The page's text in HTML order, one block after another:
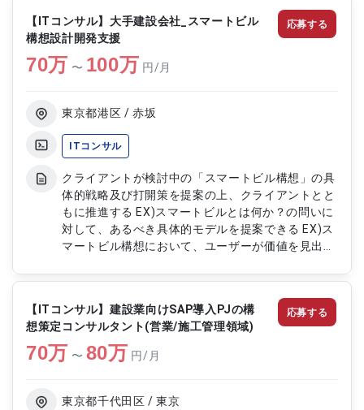
ンプットをすることを目的としています。 現状と
将来業務の業務フローを整理しながらモバイルデバ
イスの活用イメージを可視化し、 デバイスの活用
対象業務と現行業務の把握、詳細分析を行っていた
だきます。 ■スキル要件： ・業務プロセス可視化プ
のドキュメントを作成することができる ・業務フ
・コンサルティングファーム出身者 ■募集人数：1
名 ■拠点：ご自宅 ■単価：～140万円 ■精算幅：固
定 ■面談：2回（オンライン） ・稼働率：80～
100％ ・想定稼働時間：180 h/月程度 ・基本的に
は在宅となりますが、ヒアリング時に出社（港区）
の可能性があります。 ---------------------------------
------
【ITコンサル】大手建設会社_スマートビル
構想設計開発支援
70万 〜 100万 円/月
東京都港区 / 赤坂
ITコンサル
クライアントが検討中の「スマートビル構想」の具
体的戦略及び打開策を提案の上、クライアントとと
もに推進する EX)スマートビルとは何か？の問いに
対して、あるべき具体的モデルを提案できる EX)ス
マートビル構想において、ユーザーが価値を見出せ
応募する
【ITコンサル】建設業向けSAP導入PJの構
想策定コンサルタント(営業/施工管理領域)
70万 〜 80万 円/月
東京都千代田区 / 東京
応募する